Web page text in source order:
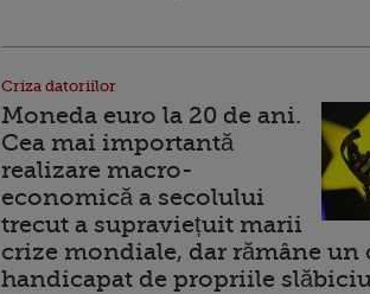
Criza datoriilor
Moneda euro la 20 de ani.
Cea mai importantă
realizare macro-
economică a secolului
trecut a supraviețuit marii
crize mondiale, dar rămâne un
handicapat de propriile